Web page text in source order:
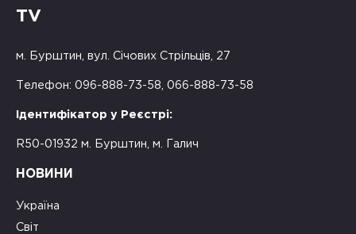
TV
м. Бурштин, вул. Січових Стрільців, 27
Телефон: 096-888-73-58, 066-888-73-58
Ідентифікатор у Реєстрі:
R50-01932 м. Бурштин, м. Галич
НОВИНИ
Україна
Світ